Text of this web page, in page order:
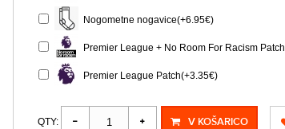
Nogometne nogavice(+6.95€)
Premier League + No Room For Racism
Premier League Patch(+3.35€)
QTY: V KOŠARICO